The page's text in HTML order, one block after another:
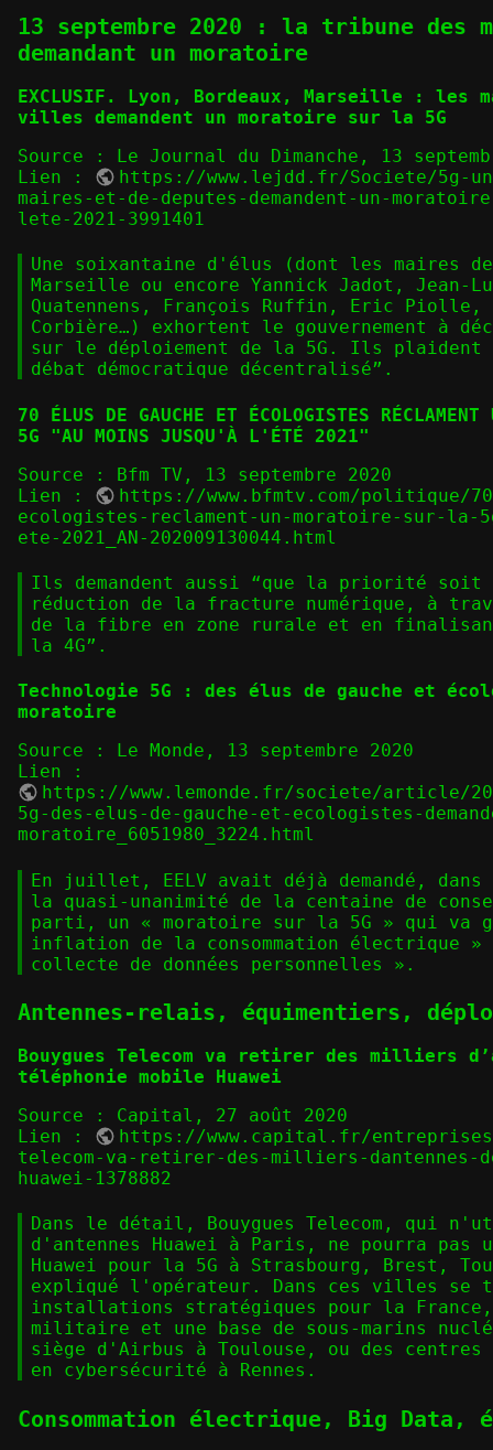
13 septembre 2020 : la tribune des
demandant un moratoire
EXCLUSIF. Lyon, Bordeaux, Marseille : les
villes demandent un moratoire sur la 5G
Source : Le Journal du Dimanche, 13
Lien :
https://www.lejdd.fr/Societe/5g-
maires-et-de-deputes-demandent-un-
lete-2021-3991401
Une soixantaine d'élus (dont les maires
Marseille ou encore Yannick Jadot, Jean-
Quatennens, François Ruffin, Eric Piolle,
Corbière…) exhortent le gouvernement à
sur le déploiement de la 5G. Ils plaident
débat démocratique décentralisé”.
70 ÉLUS DE GAUCHE ET ÉCOLOGISTES RÉCLAMENT
5G "AU MOINS JUSQU'À L'ÉTÉ 2021"
Source : Bfm TV, 13 septembre 2020
Lien :
https://www.bfmtv.com/politique/
ecologistes-reclament-un-moratoire-sur-la-
ete-2021_AN-202009130044.html
Ils demandent aussi “que la priorité soit
réduction de la fracture numérique, à
de la fibre en zone rurale et en
la 4G”.
Technologie 5G : des élus de gauche et
moratoire
Source : Le Monde, 13 septembre 2020
Lien :
https://www.lemonde.fr/societe/article/
5g-des-elus-de-gauche-et-ecologistes-
moratoire_6051980_3224.html
En juillet, EELV avait déjà demandé, dans
la quasi-unanimité de la centaine de
parti, un « moratoire sur la 5G » qui va
inflation de la consommation électrique
collecte de données personnelles ».
Antennes-relais, équimentiers,
Bouygues Telecom va retirer des milliers
téléphonie mobile Huawei
Source : Capital, 27 août 2020
Lien :
https://www.capital.fr/entreprises-
telecom-va-retirer-des-milliers-dantennes-
huawei-1378882
Dans le détail, Bouygues Telecom, qui
d'antennes Huawei à Paris, ne pourra
Huawei pour la 5G à Strasbourg, Brest,
expliqué l'opérateur. Dans ces villes se
installations stratégiques pour la France,
militaire et une base de sous-marins
siège d'Airbus à Toulouse, ou des
en cybersécurité à Rennes.
Consommation électrique, Big Data,